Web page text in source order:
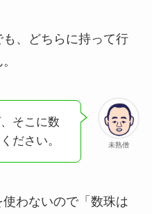
、どちらに持って行
未熟僧
そこに数
ださい。
わないので「数珠は